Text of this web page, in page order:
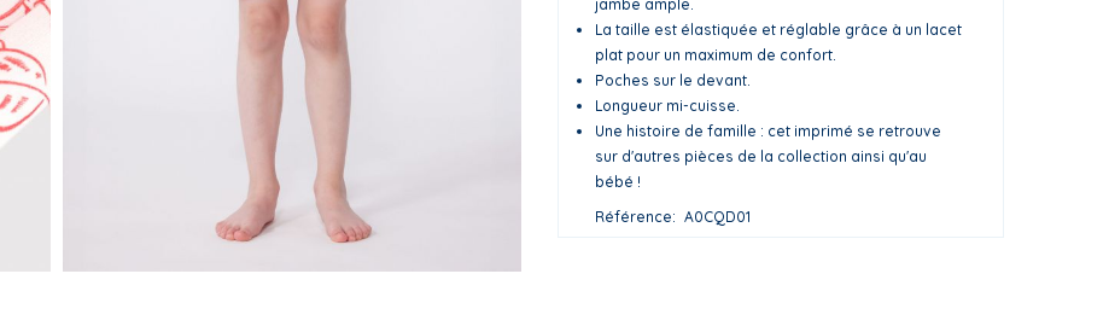
jambe ample.
La taille est élastiquée et réglable grâce à un lacet
plat pour un maximum de confort.
Poches sur le devant.
Longueur mi-cuisse.
Une histoire de famille : cet imprimé se retrouve
sur d'autres pièces de la collection ainsi qu'au
bébé !
Référence
A0CQD01